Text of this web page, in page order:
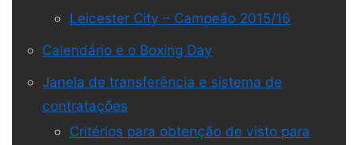
Leicester City – Campeão 2015/16
Calendário e o Boxing Day
Janela de transferência e sistema de
contratações
Critérios para obtenção de visto para